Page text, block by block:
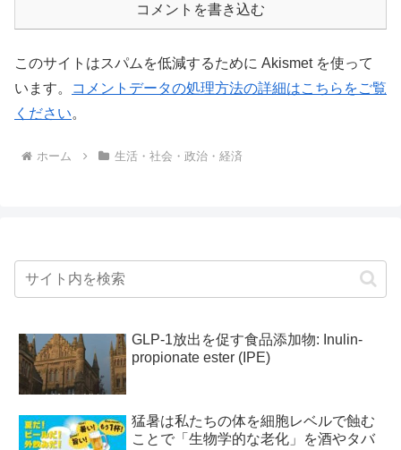
コメントを書き込む
このサイトはスパムを低減するために Akismet を使って
います。
コメントデータの処理方法の詳細はこちらをご覧
ください。
ホーム 生活・社会・政治・経済
GLP-1放出を促す食品添加物: Inulin-
propionate ester (IPE)
猛暑は私たちの体を細胞レベルで蝕む
ことで「生物学的な老化」を酒やタバ